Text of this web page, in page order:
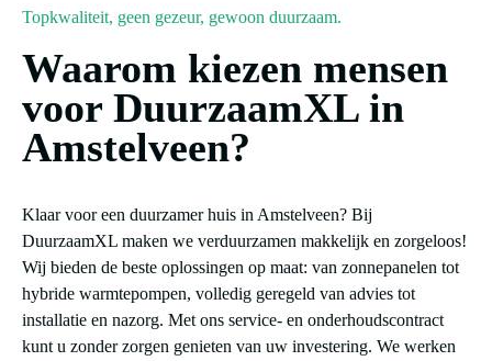
Topkwaliteit, geen gezeur, gewoon duurzaam.
Waarom kiezen mensen
voor DuurzaamXL in
Amstelveen?
Klaar voor een duurzamer huis in Amstelveen? Bij
DuurzaamXL maken we verduurzamen makkelijk en zorgeloos!
Wij bieden de beste oplossingen op maat: van zonnepanelen tot
hybride warmtepompen, volledig geregeld van advies tot
installatie en nazorg. Met ons service- en onderhoudscontract
kunt u zonder zorgen genieten van uw investering. We werken